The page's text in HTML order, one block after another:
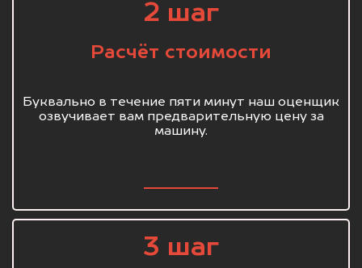
2 шаг
Расчёт стоимости
Буквально в течение пяти минут наш оценщик
озвучивает вам предварительную цену за
машину.
3 шаг